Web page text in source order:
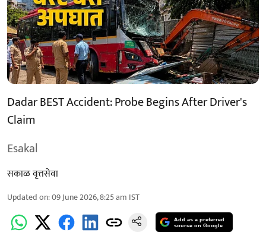
Dadar BEST Accident: Probe Begins After Driver's
Claim
Esakal
सकाळ वृत्तसेवा
Updated on:09 June 2026, 8:25 am IST
Add as a preferred
source on Google